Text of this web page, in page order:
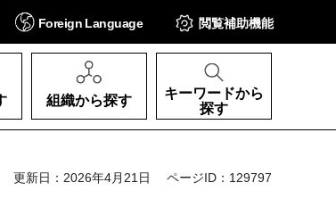
Foreign Language 閲覧補助機能
組織から探す
キーワードから
探す
更新日：2026年4月21日 ページID：129797